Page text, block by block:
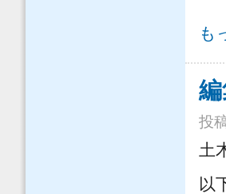
論文
も
投
土
以